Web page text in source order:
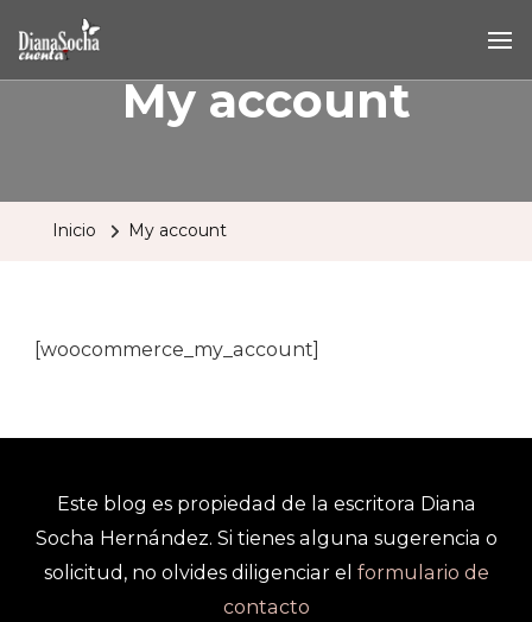
My account
Inicio My account
[woocommerce_my_account]
Este blog es propiedad de la escritora Diana
Socha Hernández. Si tienes alguna sugerencia o
solicitud, no olvides diligenciar el formulario de
contacto